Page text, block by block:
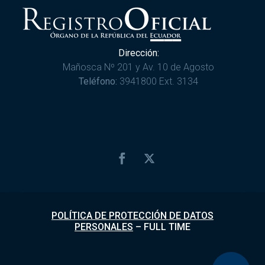
Dirección:
Mañosca Nº 201 y Av. 10 de Agosto
Teléfono: 3941800 Ext. 3134
POLÍTICA DE PROTECCIÓN DE DATOS
PERSONALES – FULL TIME